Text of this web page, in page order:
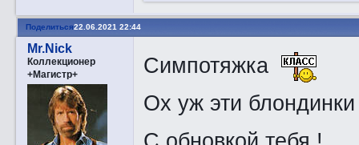
Поделиться22.06.2021 22:44
Mr.Nick
Коллекционер
+Магистр+
Симпотяжка
Ох уж эти